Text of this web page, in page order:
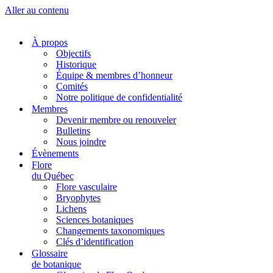
Aller au contenu
À propos
Objectifs
Historique
Équipe & membres d’honneur
Comités
Notre politique de confidentialité
Membres
Devenir membre ou renouveler
Bulletins
Nous joindre
Évènements
Flore
du Québec
Flore vasculaire
Bryophytes
Lichens
Sciences botaniques
Changements taxonomiques
Clés d’identification
Glossaire
de botanique